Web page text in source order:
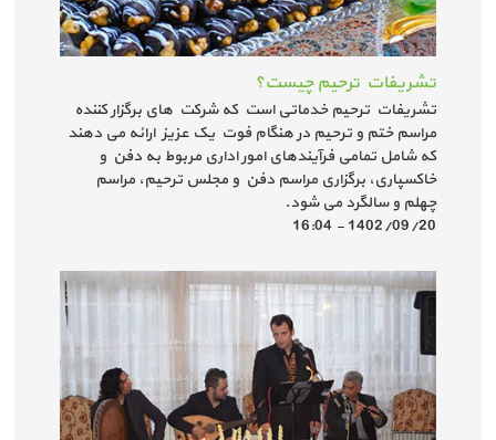
تشریفات ترحیم چیست؟
تشریفات ترحیم خدماتی است که شرکت های برگزار کننده
مراسم ختم و ترحیم در هنگام فوت یک عزیز ارائه می دهند
که شامل تمامی فرآیندهای امور اداری مربوط به دفن و
خاکسپاری، برگزاری مراسم دفن و مجلس ترحیم، مراسم
چهلم و سالگرد می شود.
1402/09/20 - 16:04